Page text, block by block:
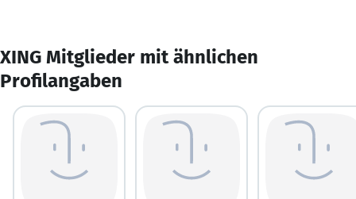
XING Mitglieder mit ähnlichen
Profilangaben